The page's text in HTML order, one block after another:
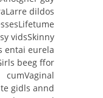
dildos
vidsSkinny
entai eurela
beeg ffor
cumVaginal
gidls annd